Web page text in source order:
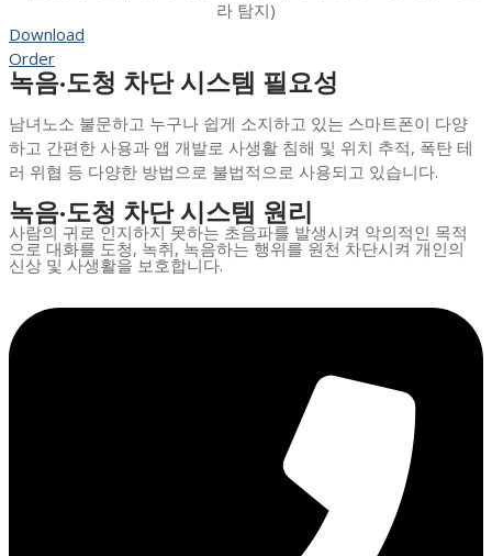
라 탐지)
Download
Order
녹음·도청 차단 시스템 필요성
남녀노소 불문하고 누구나 쉽게 소지하고 있는 스마트폰이 다양
하고 간편한 사용과 앱 개발로 사생활 침해 및 위치 추적, 폭탄 테
러 위협 등 다양한 방법으로 불법적으로 사용되고 있습니다.
녹음·도청 차단 시스템 원리
사람의 귀로 인지하지 못하는 초음파를 발생시켜 악의적인 목적
으로 대화를 도청, 녹취, 녹음하는 행위를 원천 차단시켜 개인의
신상 및 사생활을 보호합니다.